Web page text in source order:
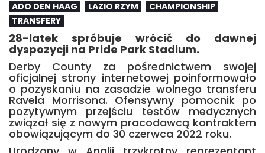
ADO DEN HAAG
LAZIO RZYM
CHAMPIONSHIP
TRANSFERY
28-latek spróbuje wrócić do dawnej
dyspozycji na Pride Park Stadium.
Derby County za pośrednictwem swojej
oficjalnej strony internetowej poinformowało
o pozyskaniu na zasadzie wolnego transferu
Ravela Morrisona. Ofensywny pomocnik po
pozytywnym przejściu testów medycznych
związał się z nowym pracodawcą kontraktem
obowiązującym do 30 czerwca 2022 roku.